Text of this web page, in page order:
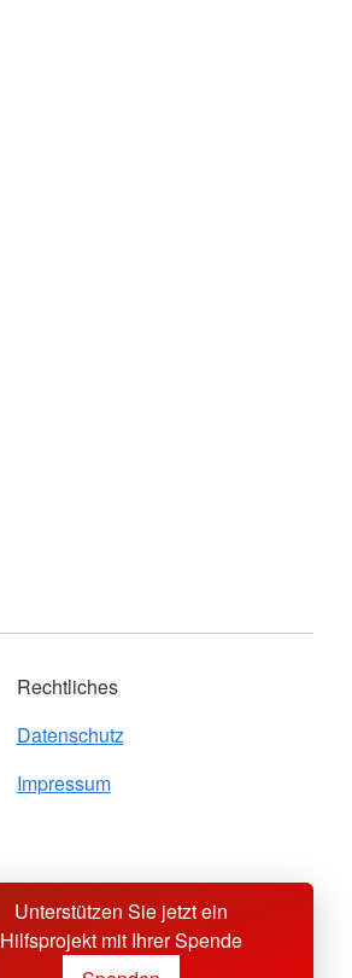
Unterstützen Sie jetzt ein
Hilfsprojekt mit Ihrer Spende
Rechtliches
Datenschutz
Impressum